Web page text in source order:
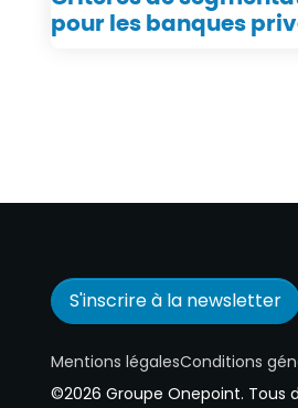
pour les banques
S'inscrire à la newsletter
Mentions légalesConditions
©2026 Groupe Onepoint. Tous